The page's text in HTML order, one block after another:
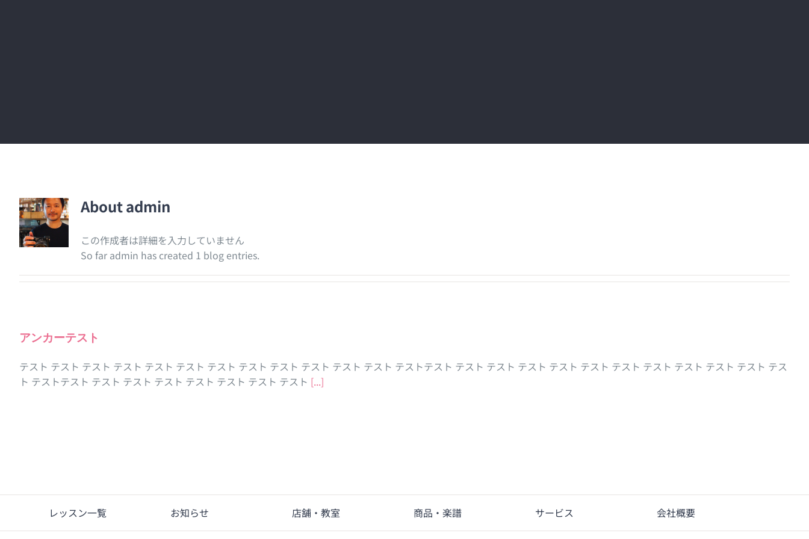
Aboutadmin
この作成者は詳細を入力していません
So far admin has created 1 blog entries.
アンカーテスト
テスト テスト テスト テスト テスト テスト テスト テスト テスト テスト テスト テスト テストテスト テスト テスト テスト テスト テスト テスト テスト テスト テスト テスト テス
ト テストテスト テスト テスト テスト テスト テスト テスト テスト [...]
レッスン一覧 お知らせ 店舗・教室 商品・楽譜 サービス 会社概要